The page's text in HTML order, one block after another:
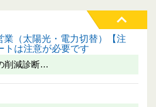
業（太陽光・電力切替）【注
トは注意が必要です
削減診断…